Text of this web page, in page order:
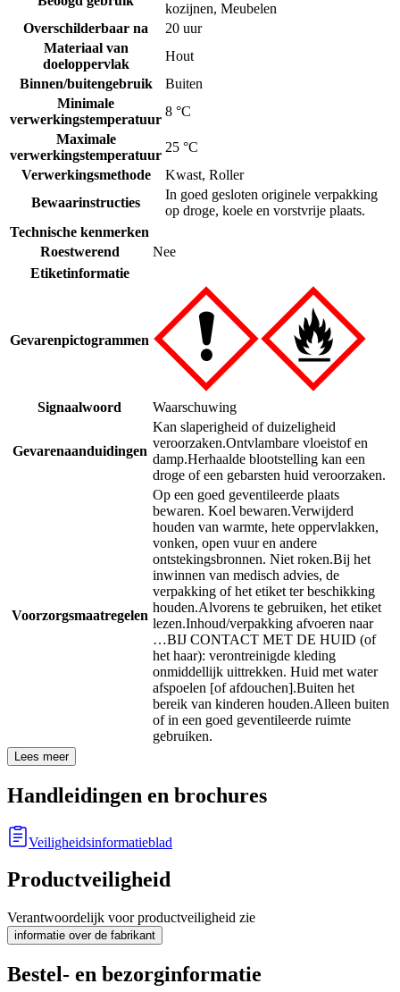
kozijnen, Meubelen
Overschilderbaar na
20 uur
Materiaal van
doeloppervlak
Hout
Binnen/buitengebruik
Buiten
Minimale
verwerkingstemperatuur
8 °C
Maximale
verwerkingstemperatuur
25 °C
Verwerkingsmethode
Kwast, Roller
Bewaarinstructies
In goed gesloten originele verpakking
op droge, koele en vorstvrije plaats.
Technische kenmerken
Roestwerend
Nee
Etiketinformatie
Gevarenpictogrammen
Signaalwoord Waarschuwing
Gevarenaanduidingen
Kan slaperigheid of duizeligheid
veroorzaken.Ontvlambare vloeistof en
damp.Herhaalde blootstelling kan een
droge of een gebarsten huid veroorzaken.
Voorzorgsmaatregelen
Op een goed geventileerde plaats
bewaren. Koel bewaren.Verwijderd
houden van warmte, hete oppervlakken,
vonken, open vuur en andere
ontstekingsbronnen. Niet roken.Bij het
inwinnen van medisch advies, de
verpakking of het etiket ter beschikking
houden.Alvorens te gebruiken, het etiket
lezen.Inhoud/verpakking afvoeren naar
…BIJ CONTACT MET DE HUID (of
het haar): verontreinigde kleding
onmiddellijk uittrekken. Huid met water
afspoelen [of afdouchen].Buiten het
bereik van kinderen houden.Alleen buiten
of in een goed geventileerde ruimte
gebruiken.
Lees meer
Handleidingen en brochures
Veiligheidsinformatieblad
Productveiligheid
Verantwoordelijk voor productveiligheid zie
informatie over de fabrikant
Bestel- en bezorginformatie